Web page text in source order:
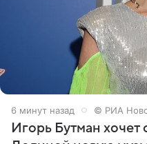
6 минут назад © РИА
Игорь Бутман хочет